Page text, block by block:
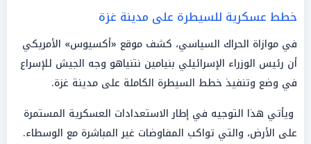
خطط عسكرية للسيطرة على مدينة غزة
في موازاة الحراك السياسي، كشف موقع «أكسيوس» الأمريكي
أن رئيس الوزراء الإسرائيلي بنيامين نتنياهو وجه الجيش للإسراع
في وضع وتنفيذ خطط السيطرة الكاملة على مدينة غزة.
ويأتي هذا التوجيه في إطار الاستعدادات العسكرية المستمرة
على الأرض، والتي تواكب المفاوضات غير المباشرة مع الوسطاء.